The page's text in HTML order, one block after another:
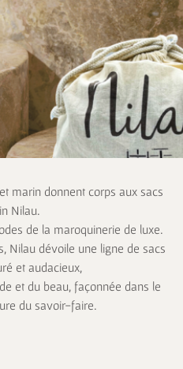
marin donnent corps aux sacs
Nilau.
de la maroquinerie de luxe.
Nilau dévoile une ligne de sacs
et audacieux,
et du beau, façonnée dans le
du savoir-faire.